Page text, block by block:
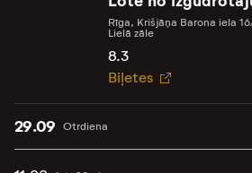
Rīga, Krišjāņa Barona iela
Lielā zāle
8.3
Biļetes
Otrdiena
29.09